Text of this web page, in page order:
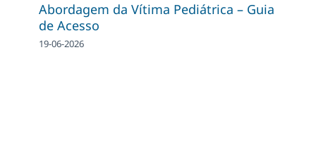
Abordagem da Vítima Pediátrica – Guia
de Acesso
19-06-2026